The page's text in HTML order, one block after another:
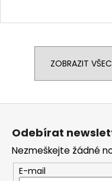
ZOBRAZIT
Z
Odebírat
Nezmeškejte žádné
E-mail